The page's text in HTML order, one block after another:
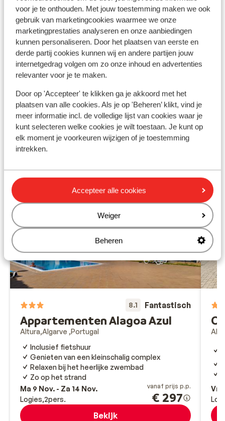
voor je te onthouden. Met jouw toestemming maken we ook
gebruik van marketingcookies waarmee we onze
marketingprestaties analyseren en onze aanbiedingen
kunnen personaliseren. Door het plaatsen van eerste en
derde partij cookies kunnen wij en andere partijen jouw
internetgedrag volgen om zo onze inhoud en advertenties
relevanter voor je te maken.
Door op 'Accepteer' te klikken ga je akkoord met het
plaatsen van alle cookies. Als je op 'Beheren’ klikt, vind je
meer informatie incl. de volledige lijst van cookies waar je
kunt selecteren welke cookies je wilt toestaan. Je kunt op
elk moment je voorkeuren wijzigen of je toestemming
intrekken.
Accepteer alle cookies
Weiger
Beheren
In de buurt
Strand: 900 m
Centrum: 2 km
Bushalte: 500 m
Pinautomaat: 2 km
Winkels: 2 km
Restaurant: 500 m
Ook interessant voor jou
8.1 Fantastisch
Appartementen Alagoa Azul
Altura Algarve Portugal
Inclusief fietshuur
Genieten van een kleinschalig complex
Relaxen bij het heerlijke zwembad
Zo op het strand
Ma 9 Nov. - Za 14 Nov.
Logies 2pers.
vanaf prijs p.p.
€ 297
Bekijk
Vr